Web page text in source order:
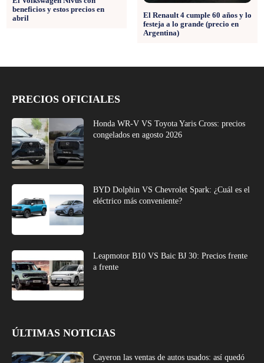
beneficios y estos precios en
abril
El Renault 4 cumple 60 años y lo
festeja a lo grande (precio en
Argentina)
PRECIOS OFICIALES
Honda WR-V VS Toyota Yaris Cross: precios
congelados en agosto 2026
BYD Dolphin VS Chevrolet Spark: ¿Cuál es el
eléctrico más conveniente?
Leapmotor B10 VS Baic BJ 30: Precios frente
a frente
ÚLTIMAS NOTICIAS
Cayeron las ventas de autos usados: así quedó